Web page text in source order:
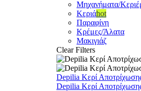
Μηχανήματα/
Κεριάhot
Παραφίνη
Κρέμες/Άλατα
Μακιγιάζ
Clear Filters
Depilia Κερί
Depilia Κερί